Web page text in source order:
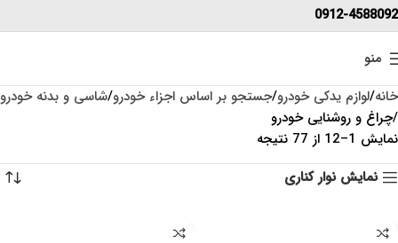
0912-4588092
منو
خانه لوازم یدکی خودرو جستجو بر اساس اجزاء خودرو شاسی و بدنه خودرو
چراغ و روشنایی خودرو
نمایش 1–12 از 77 نتیجه
نمایش نوار کناری